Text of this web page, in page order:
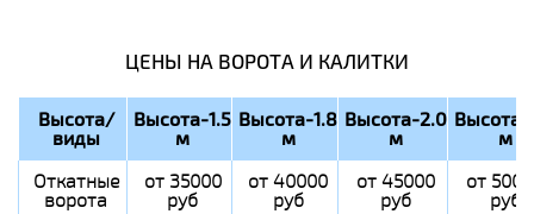
ЦЕНЫ НА ВОРОТА И КАЛИТКИ
Высота/
виды
Высота-1.5
м
Высота-1.8
м
Высота-2.0
м
Высота-
м
Откатные
ворота
от 35000
руб
от 40000
руб
от 45000
руб
от
руб